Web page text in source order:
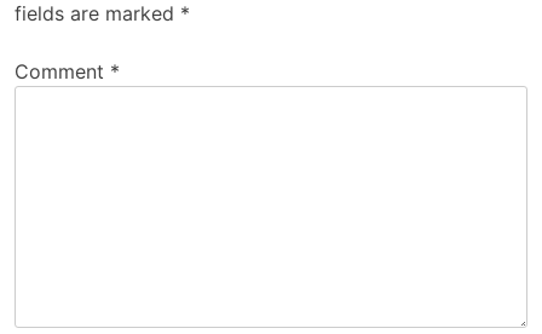
fields are marked *
Comment *